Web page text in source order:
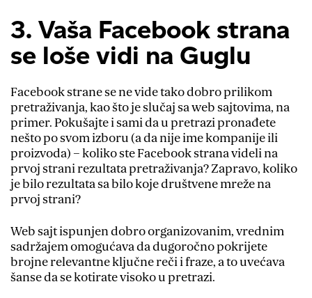
3. Vaša Facebook strana
se loše vidi na Guglu
Facebook strane se ne vide tako dobro prilikom
pretraživanja, kao što je slučaj sa web sajtovima, na
primer. Pokušajte i sami da u pretrazi pronađete
nešto po svom izboru (a da nije ime kompanije ili
proizvoda) – koliko ste Facebook strana videli na
prvoj strani rezultata pretraživanja? Zapravo, koliko
je bilo rezultata sa bilo koje društvene mreže na
prvoj strani?
Web sajt ispunjen dobro organizovanim, vrednim
sadržajem omogućava da dugoročno pokrijete
brojne relevantne ključne reči i fraze, a to uvećava
šanse da se kotirate visoko u pretrazi.